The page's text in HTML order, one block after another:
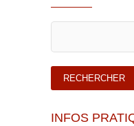
INFOS